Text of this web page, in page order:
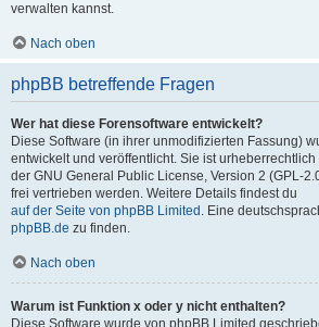
verwalten kannst.
Nach oben
phpBB betreffende Fragen
Wer hat diese Forensoftware entwickelt?
Diese Software (in ihrer unmodifizierten Fassung)
entwickelt und veröffentlicht. Sie ist
der GNU General Public License, Version 2 (GPL-
frei vertrieben werden. Weitere Details findest du
auf der Seite von phpBB Limited . Eine
phpBB.de zu finden.
Nach oben
Warum ist Funktion x oder y nicht enthalten?
Diese Software wurde von phpBB Limited